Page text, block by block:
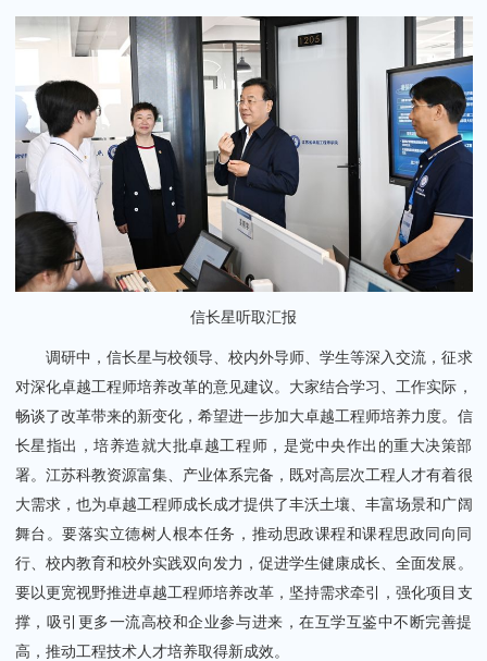
信长星听取汇报
调研中，信长星与校领导、校内外导师、学生等深入交流，征求
对深化卓越工程师培养改革的意见建议。大家结合学习、工作实际，
畅谈了改革带来的新变化，希望进一步加大卓越工程师培养力度。信
长星指出，培养造就大批卓越工程师，是党中央作出的重大决策部
署。江苏科教资源富集、产业体系完备，既对高层次工程人才有着很
大需求，也为卓越工程师成长成才提供了丰沃土壤、丰富场景和广阔
舞台。要落实立德树人根本任务，推动思政课程和课程思政同向同
行、校内教育和校外实践双向发力，促进学生健康成长、全面发展。
要以更宽视野推进卓越工程师培养改革，坚持需求牵引，强化项目支
撑，吸引更多一流高校和企业参与进来，在互学互鉴中不断完善提
高，推动工程技术人才培养取得新成效。